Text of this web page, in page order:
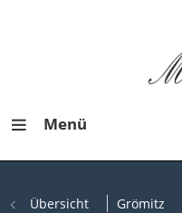
Menü
Übersicht Grömitz